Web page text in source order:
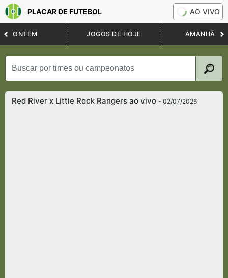
PLACAR DE FUTEBOL AO VIVO
ONTEM JOGOS DE HOJE AMANHÃ
Red River x Little Rock Rangers ao vivo- 02/07/2026